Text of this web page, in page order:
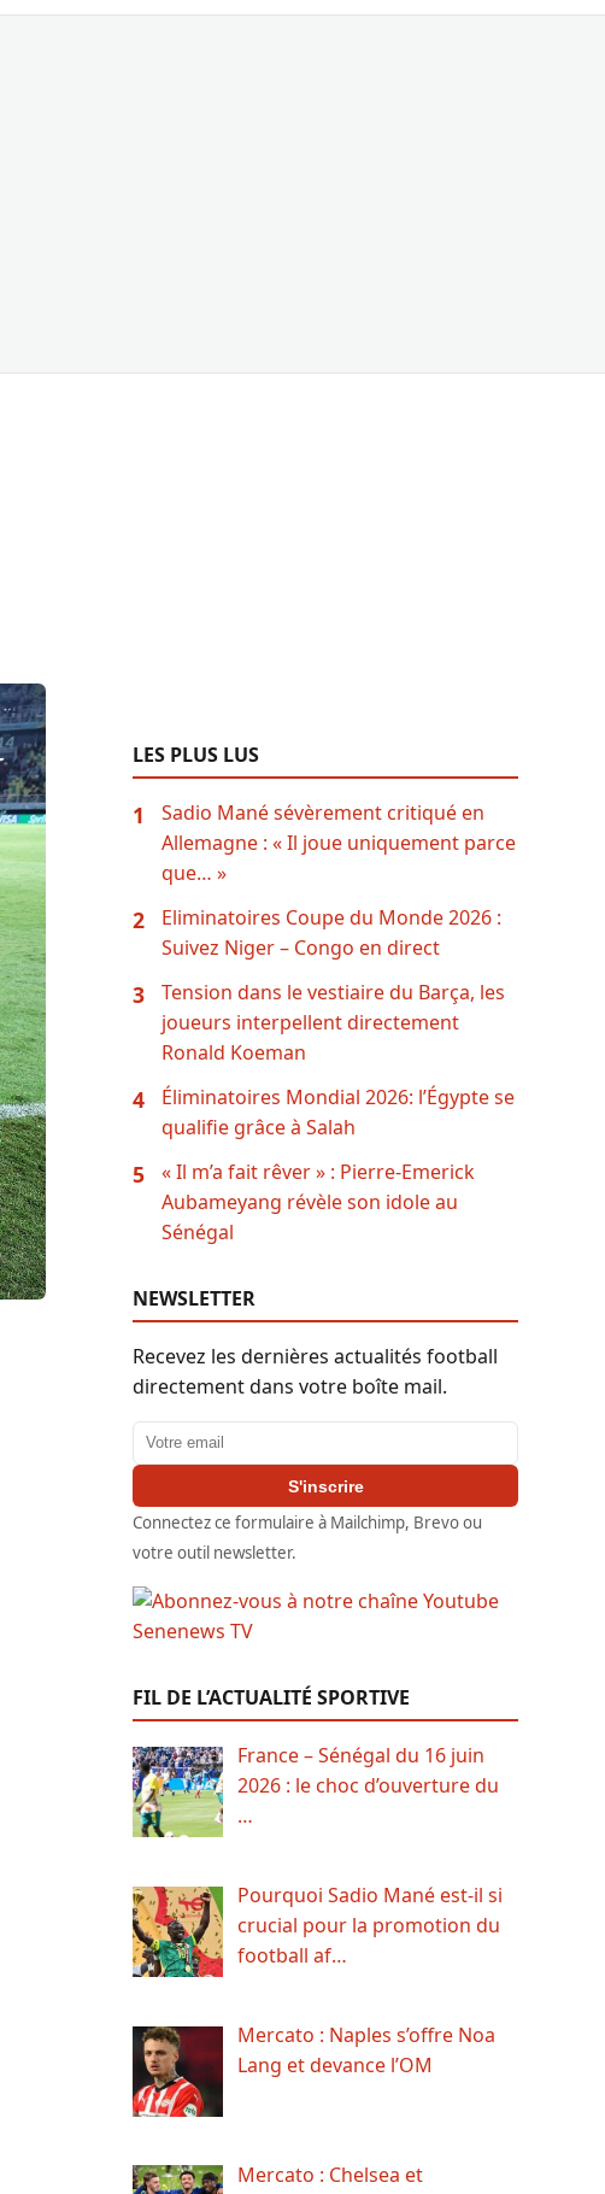
LES PLUS LUS
1
Sadio Mané sévèrement critiqué en
Allemagne : « Il joue uniquement parce
que… »
2
Eliminatoires Coupe du Monde 2026 :
Suivez Niger – Congo en direct
3
Tension dans le vestiaire du Barça, les
joueurs interpellent directement
Ronald Koeman
4
Éliminatoires Mondial 2026: l’Égypte se
qualifie grâce à Salah
5
« Il m’a fait rêver » : Pierre-Emerick
Aubameyang révèle son idole au
Sénégal
NEWSLETTER
Recevez les dernières actualités football
directement dans votre boîte mail.
Adresse email
S'inscrire
Connectez ce formulaire à Mailchimp, Brevo ou
votre outil newsletter.
FIL DE L’ACTUALITÉ SPORTIVE
France – Sénégal du 16 juin
2026 : le choc d’ouverture du
…
Pourquoi Sadio Mané est-il si
crucial pour la promotion du
football af…
Mercato : Naples s’offre Noa
Lang et devance l’OM
Mercato : Chelsea et